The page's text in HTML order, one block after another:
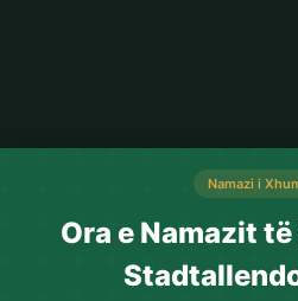
Namazi i
Ora e Namazit